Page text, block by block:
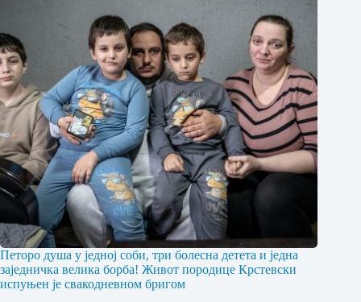
Петоро душа у једној соби, три болесна детета и једна
заједничка велика борба! Живот породице Крстевски
испуњен је свакодневном бригом